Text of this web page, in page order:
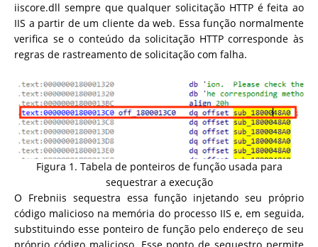
iiscore.dll sempre que qualquer solicitação HTTP é feita ao
IIS a partir de um cliente da web. Essa função normalmente
verifica se o conteúdo da solicitação HTTP corresponde às
regras de rastreamento de solicitação com falha.
Figura 1. Tabela de ponteiros de função usada para
sequestrar a execução
O Frebniis sequestra essa função injetando seu próprio
código malicioso na memória do processo IIS e, em seguida,
substituindo esse ponteiro de função pelo endereço de seu